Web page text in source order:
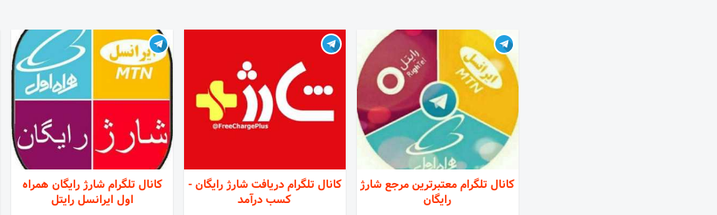
کانال تلگرام معتبرترین مرجع شارژ
رایگان
کانال تلگرام دریافت شارژ رایگان -
کسب درآمد
کانال تلگرام شارژ رایگان همراه
اول ایرانسل رایتل